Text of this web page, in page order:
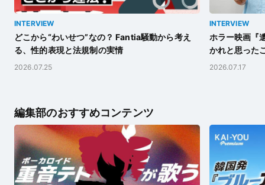
INTERVIEW
どこから“わいせつ”なの？ Fantia騒動から考え
る、性的表現と法規制の実情
2026.07.25
INTERVIEW
ホラー映画『
かれと思った
2026.07.17
編集部のおすすめコンテンツ